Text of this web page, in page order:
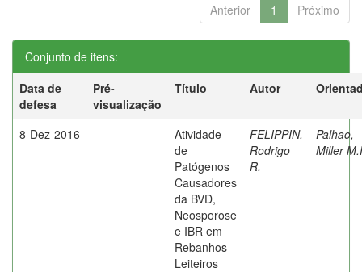
Anterior 1 Próximo
Conjunto de itens:
Data de
defesa
Pré-
visualização
Título Autor
8-Dez-2016
Atividade
de
Patógenos
Causadores
da BVD,
Neosporose
e IBR em
Rebanhos
Leiteiros
FELIPPIN,
Rodrigo
R.
Palhao,
Miller